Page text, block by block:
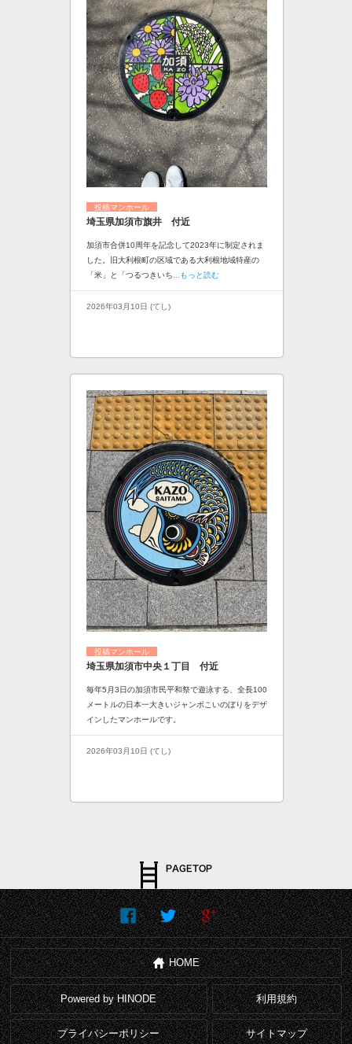
投稿マンホール
埼玉県加須市旗井 付近
加須市合併10周年を記念して2023年に制定されま
した。旧大利根町の区域である大利根地域特産の
「米」と「つるつきいち...もっと読む
2026年03月10日 (てし)
投稿マンホール
埼玉県加須市中央１丁目 付近
毎年5月3日の加須市民平和祭で遊泳する、全長100
メートルの日本一大きいジャンボこいのぼりをデザ
インしたマンホールです。
2026年03月10日 (てし)
HOME
Powered by HINODE 利用規約
プライバシーポリシー サイトマップ